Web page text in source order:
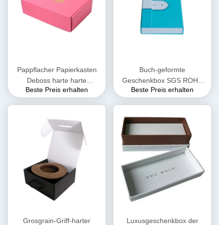
Pappflacher Papierkasten
Deboss harte harte
Geschenkbox-2.5mm
Beste Preis erhalten
Buch-geformte
Geschenkbox SGS ROHS
Pantone mit magnetischem
Beste Preis erhalten
Grosgrain-Griff-harter
Luxusgeschenkbox der